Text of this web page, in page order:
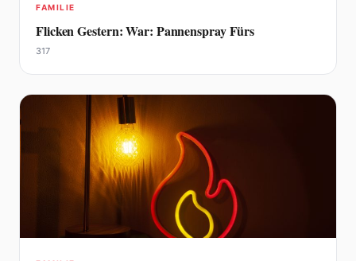
FAMILIE
Flicken Gestern: War: Pannenspray Fürs
317